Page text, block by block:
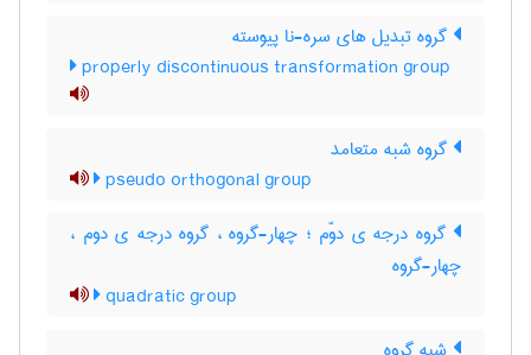
گروه تبدیل های سره-نا پیوسته
properly discontinuous transformation group
گروه شبه متعامد
pseudo orthogonal group
گروه درجه ی دوّم ؛ چهار-گروه ، گروه درجه ی دوم ،
چهار-گروه
quadratic group